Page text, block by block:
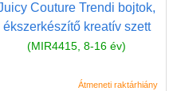
Couture Trendi bojtok,
ékszerkészítő kreatív szett
(MIR4415, 8-16 év)
Átmeneti raktárhiány